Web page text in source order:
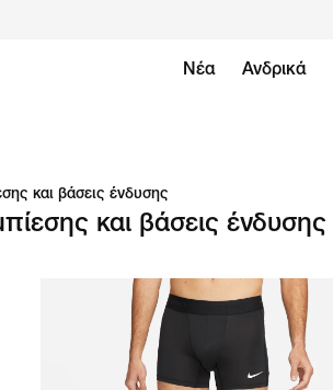
Νέα Ανδρικά
και βάσεις ένδυσης
και βάσεις ένδυσης